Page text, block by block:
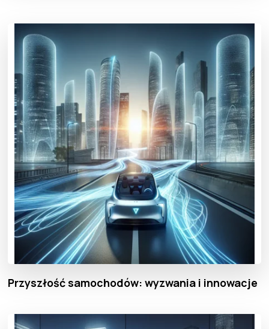
Przyszłość samochodów: wyzwania i innowacje